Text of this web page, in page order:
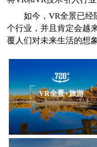
如今，VR全景已经
个行业，并且肯定会越
覆人们对未来生活的想象
VR全景+旅游